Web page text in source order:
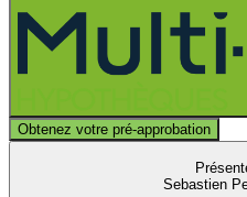
Obtenez votre pré-approbation
Sebastien